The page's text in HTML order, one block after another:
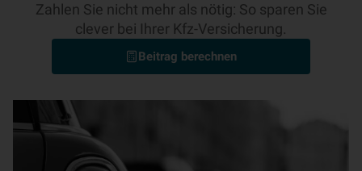
Zahlen Sie nicht mehr als nötig: So sparen Sie
clever bei Ihrer Kfz-Versicherung.
Beitrag berechnen